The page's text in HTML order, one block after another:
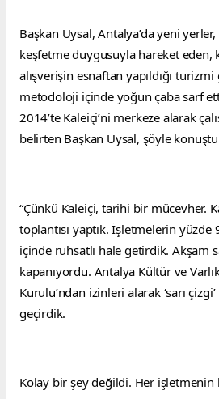
Başkan Uysal, Antalya’da yeni
keşfetme duygusuyla hareket eden,
alışverişin esnaftan yapıldığı
metodoloji içinde yoğun çaba sarf
2014’te Kaleiçi’ni merkeze alarak
belirten Başkan Uysal, şöyle
“Çünkü Kaleiçi, tarihi bir mücevher.
toplantısı yaptık. İşletmelerin yüzde
içinde ruhsatlı hale getirdik. Akşam
kapanıyordu. Antalya Kültür ve
Kurulu’ndan izinleri alarak ‘sarı
geçirdik.
Kolay bir şey değildi. Her işletmenin